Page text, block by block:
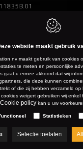
56 26 10 00
3 500 50 04
2 899 76 77
website maakt gebruik
nv maakt gebruik van cookies
te meten en persoonlijke
gaat u ermee akkoord dat wij
die deze kunnen
of die zij hebben verzameld op
weigert gebruiken wij
Cookie policykan u uw
Statistieken
Selectie toelaten